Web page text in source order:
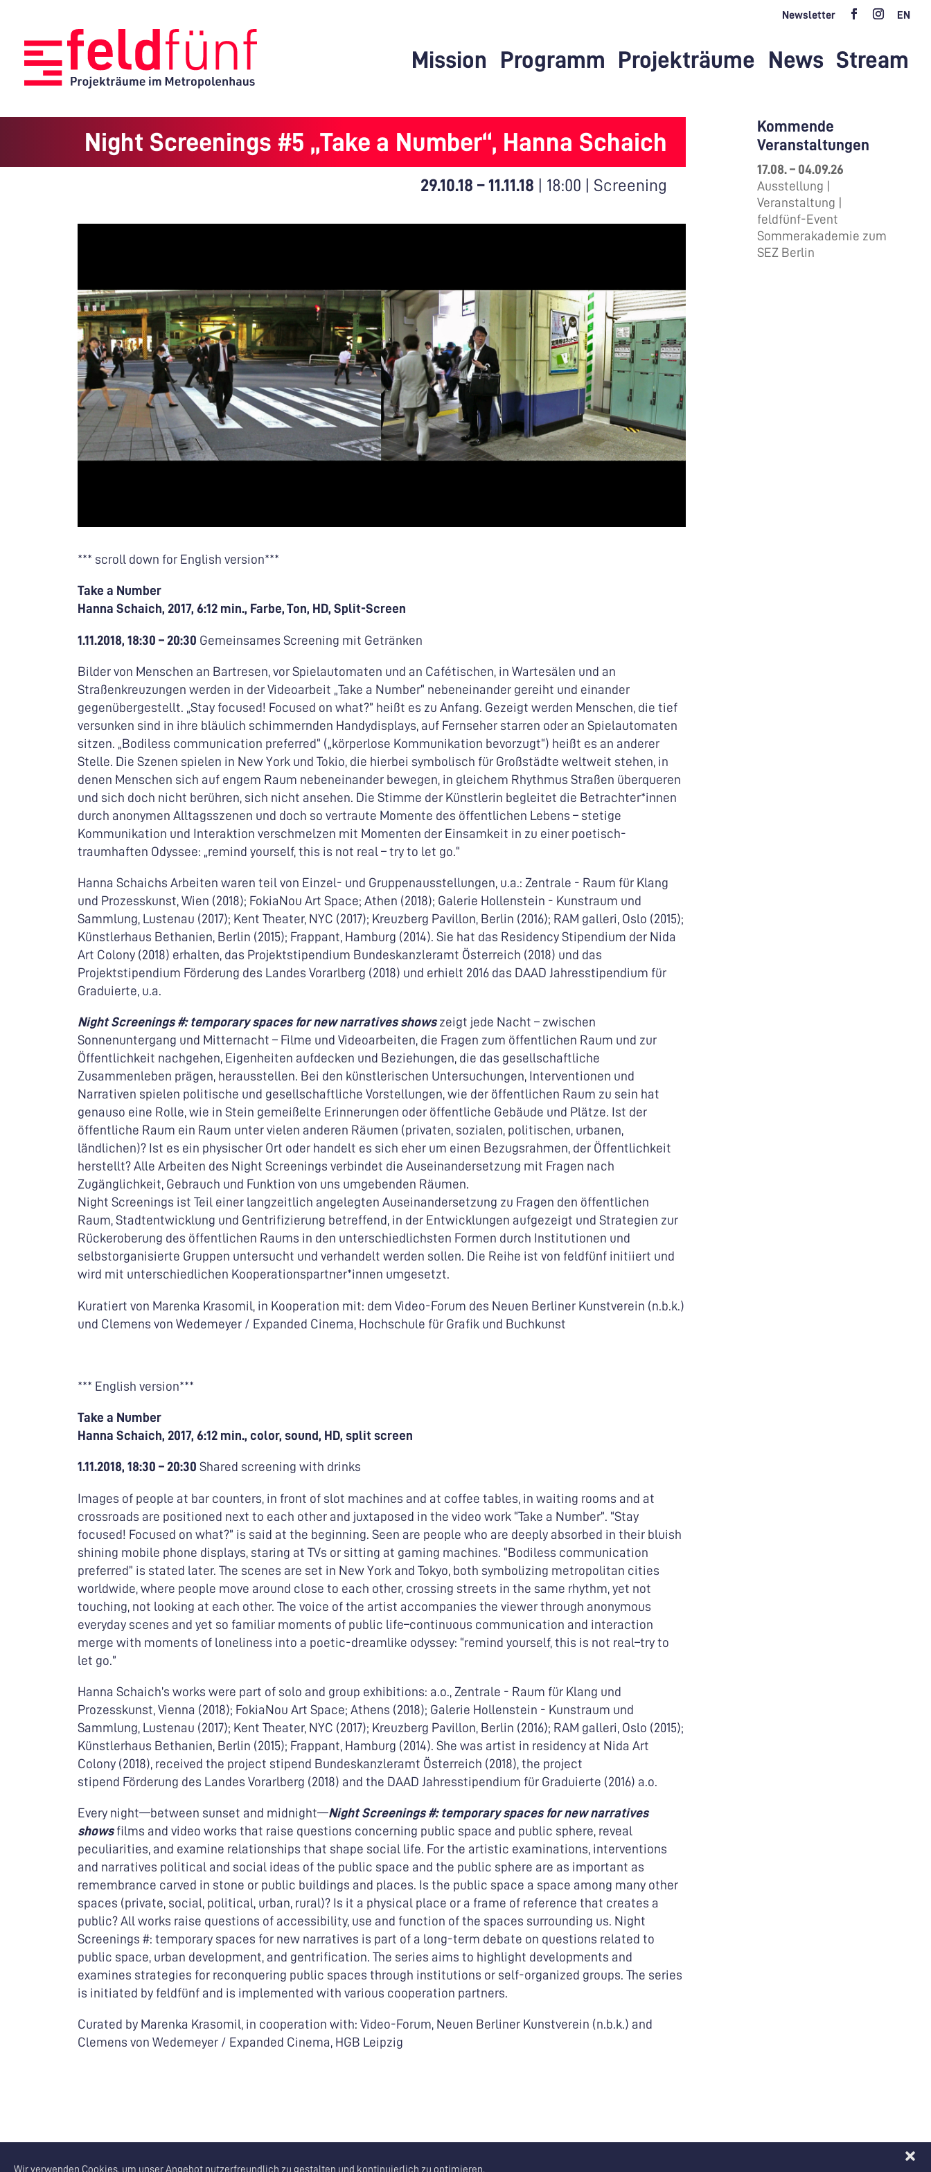
Wir verwenden Cookies, um unser Angebot nutzerfreundlich zu gestalten und kontinuierlich zu optimieren.
Newsletter EN
Mission Programm Projekträume News Stream
Night Screenings #5 „Take a Number“, Hanna Schaich
29.10.18 – 11.11.18 18:00 Screening
*** scroll down for English version***
Take a Number
Hanna Schaich, 2017, 6:12 min., Farbe, Ton, HD, Split-Screen
1.11.2018, 18:30 – 20:30 Gemeinsames Screening mit Getränken
Bilder von Menschen an Bartresen, vor Spielautomaten und an Cafétischen, in Wartesälen und an
Straßenkreuzungen werden in der Videoarbeit „Take a Number“ nebeneinander gereiht und einander
gegenübergestellt. „Stay focused! Focused on what?” heißt es zu Anfang. Gezeigt werden Menschen, die tief
versunken sind in ihre bläulich schimmernden Handydisplays, auf Fernseher starren oder an Spielautomaten
sitzen. „Bodiless communication preferred“ („körperlose Kommunikation bevorzugt“) heißt es an anderer
Stelle. Die Szenen spielen in New York und Tokio, die hierbei symbolisch für Großstädte weltweit stehen, in
denen Menschen sich auf engem Raum nebeneinander bewegen, in gleichem Rhythmus Straßen überqueren
und sich doch nicht berühren, sich nicht ansehen. Die Stimme der Künstlerin begleitet die Betrachter*innen
durch anonymen Alltagsszenen und doch so vertraute Momente des öffentlichen Lebens – stetige
Kommunikation und Interaktion verschmelzen mit Momenten der Einsamkeit in zu einer poetisch-
traumhaften Odyssee: „remind yourself, this is not real – try to let go.“
Hanna Schaichs Arbeiten waren teil von Einzel- und Gruppenausstellungen, u.a.: Zentrale - Raum für Klang
und Prozesskunst, Wien (2018); FokiaNou Art Space; Athen (2018); Galerie Hollenstein - Kunstraum und
Sammlung, Lustenau (2017); Kent Theater, NYC (2017); Kreuzberg Pavillon, Berlin (2016); RAM galleri, Oslo (2015);
Künstlerhaus Bethanien, Berlin (2015); Frappant, Hamburg (2014). Sie hat das Residency Stipendium der Nida
Art Colony (2018) erhalten, das Projektstipendium Bundeskanzleramt Österreich (2018) und das
Projektstipendium Förderung des Landes Vorarlberg (2018) und erhielt 2016 das DAAD Jahresstipendium für
Graduierte, u.a.
Night Screenings #: temporary spaces for new narratives showszeigt jede Nacht – zwischen
Sonnenuntergang und Mitternacht – Filme und Videoarbeiten, die Fragen zum öffentlichen Raum und zur
Öffentlichkeit nachgehen, Eigenheiten aufdecken und Beziehungen, die das gesellschaftliche
Zusammenleben prägen, herausstellen. Bei den künstlerischen Untersuchungen, Interventionen und
Narrativen spielen politische und gesellschaftliche Vorstellungen, wie der öffentlichen Raum zu sein hat
genauso eine Rolle, wie in Stein gemeißelte Erinnerungen oder öffentliche Gebäude und Plätze. Ist der
öffentliche Raum ein Raum unter vielen anderen Räumen (privaten, sozialen, politischen, urbanen,
ländlichen)? Ist es ein physischer Ort oder handelt es sich eher um einen Bezugsrahmen, der Öffentlichkeit
herstellt? Alle Arbeiten des Night Screenings verbindet die Auseinandersetzung mit Fragen nach
Zugänglichkeit, Gebrauch und Funktion von uns umgebenden Räumen.
Night Screenings ist Teil einer langzeitlich angelegten Auseinandersetzung zu Fragen den öffentlichen
Raum, Stadtentwicklung und Gentrifizierung betreffend, in der Entwicklungen aufgezeigt und Strategien zur
Rückeroberung des öffentlichen Raums in den unterschiedlichsten Formen durch Institutionen und
selbstorganisierte Gruppen untersucht und verhandelt werden sollen. Die Reihe ist von feldfünf initiiert und
wird mit unterschiedlichen Kooperationspartner*innen umgesetzt.
Kuratiert von Marenka Krasomil, in Kooperation mit: dem Video-Forum des Neuen Berliner Kunstverein (n.b.k.)
und Clemens von Wedemeyer / Expanded Cinema, Hochschule für Grafik und Buchkunst
*** English version***
Take a Number
Hanna Schaich, 2017, 6:12 min., color, sound, HD, split screen
1.11.2018, 18:30 – 20:30 Shared screening with drinks
Images of people at bar counters, in front of slot machines and at coffee tables, in waiting rooms and at
crossroads are positioned next to each other and juxtaposed in the video work “Take a Number”. “Stay
focused! Focused on what?” is said at the beginning. Seen are people who are deeply absorbed in their bluish
shining mobile phone displays, staring at TVs or sitting at gaming machines. “Bodiless communication
preferred” is stated later. The scenes are set in New York and Tokyo, both symbolizing metropolitan cities
worldwide, where people move around close to each other, crossing streets in the same rhythm, yet not
touching, not looking at each other. The voice of the artist accompanies the viewer through anonymous
everyday scenes and yet so familiar moments of public life–continuous communication and interaction
merge with moments of loneliness into a poetic-dreamlike odyssey: “remind yourself, this is not real–try to
let go.”
Hanna Schaich’s works were part of solo and group exhibitions: a.o., Zentrale - Raum für Klang und
Prozesskunst, Vienna (2018); FokiaNou Art Space; Athens (2018); Galerie Hollenstein - Kunstraum und
Sammlung, Lustenau (2017); Kent Theater, NYC (2017); Kreuzberg Pavillon, Berlin (2016); RAM galleri, Oslo (2015);
Künstlerhaus Bethanien, Berlin (2015); Frappant, Hamburg (2014). She was artist in residency at Nida Art
Colony (2018), received the project stipend Bundeskanzleramt Österreich (2018), the project
stipend Förderung des Landes Vorarlberg (2018) and the DAAD Jahresstipendium für Graduierte (2016) a.o.
Every night—between sunset and midnight—Night Screenings #: temporary spaces for new narratives
showsfilms and video works that raise questions concerning public space and public sphere, reveal
peculiarities, and examine relationships that shape social life. For the artistic examinations, interventions
and narratives political and social ideas of the public space and the public sphere are as important as
remembrance carved in stone or public buildings and places. Is the public space a space among many other
spaces (private, social, political, urban, rural)? Is it a physical place or a frame of reference that creates a
public? All works raise questions of accessibility, use and function of the spaces surrounding us. Night
Screenings #: temporary spaces for new narratives is part of a long-term debate on questions related to
public space, urban development, and gentrification. The series aims to highlight developments and
examines strategies for reconquering public spaces through institutions or self-organized groups. The series
is initiated by feldfünf and is implemented with various cooperation partners.
Curated by Marenka Krasomil, in cooperation with: Video-Forum, Neuen Berliner Kunstverein (n.b.k.) and
Clemens von Wedemeyer / Expanded Cinema, HGB Leipzig
Kommende
Veranstaltungen
17.08. – 04.09.26
Ausstellung |
Veranstaltung |
feldfünf-Event
Sommerakademie zum
SEZ Berlin